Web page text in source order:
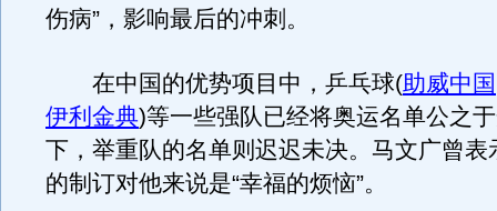
伤病”，影响最后的冲刺。
在中国的优势项目中，乒乓球(助威中国
伊利金典)等一些强队已经将奥运名单公之
下，举重队的名单则迟迟未决。马文广曾表
的制订对他来说是“幸福的烦恼”。